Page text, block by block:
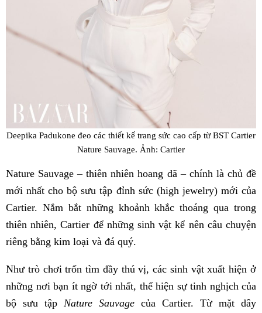
Deepika Padukone đeo các thiết kế trang sức cao cấp từ BST Cartier
Nature Sauvage. Ảnh: Cartier
Nature Sauvage – thiên nhiên hoang dã – chính là chủ đề
mới nhất cho bộ sưu tập đỉnh sức (high jewelry) mới của
Cartier. Nắm bắt những khoảnh khắc thoáng qua trong
thiên nhiên, Cartier để những sinh vật kể nên câu chuyện
riêng bằng kim loại và đá quý.
Như trò chơi trốn tìm đầy thú vị, các sinh vật xuất hiện ở
những nơi bạn ít ngờ tới nhất, thể hiện sự tinh nghịch của
bộ sưu tập Nature Sauvage của Cartier. Từ mặt dây